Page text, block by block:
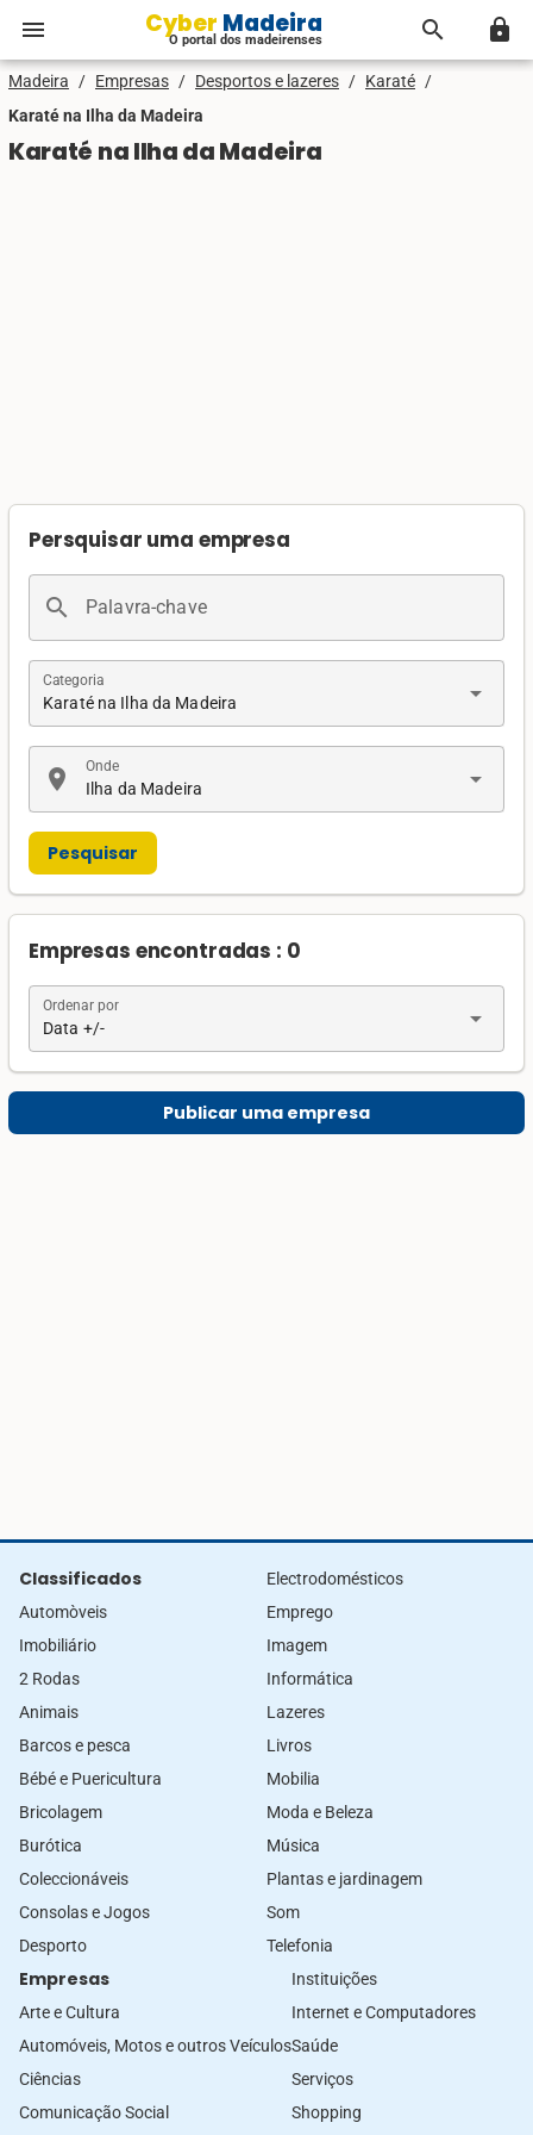
menu Cyber Madeira
O portal dos madeirenses search lock
Madeira / Empresas / Desportos e lazeres / Karaté /
Karaté na Ilha da Madeira
Karaté na Ilha da Madeira
Persquisar uma empresa
search Palavra-chave
Karaté na Ilha da Madeira
Categoria arrow_drop_down
location_on Ilha da Madeira
Onde arrow_drop_down
Pesquisar
Empresas encontradas : 0
Data +/-
Ordenar por arrow_drop_down
Publicar uma empresa
Classificados
Automòveis
Imobiliário
2 Rodas
Animais
Barcos e pesca
Bébé e Puericultura
Bricolagem
Burótica
Coleccionáveis
Consolas e Jogos
Desporto
Electrodomésticos
Emprego
Imagem
Informática
Lazeres
Livros
Mobilia
Moda e Beleza
Música
Plantas e jardinagem
Som
Telefonia
Empresas
Arte e Cultura
Automóveis, Motos e outros Veículos
Ciências
Comunicação Social
Instituições
Internet e Computadores
Saúde
Serviços
Shopping